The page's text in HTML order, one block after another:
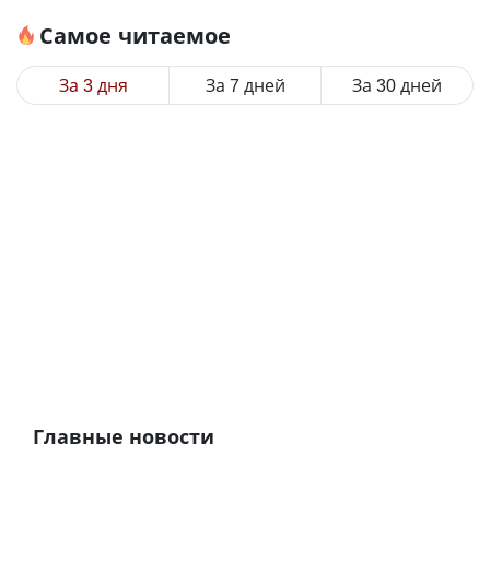
Самое читаемое
За 3 дня За 7 дней За 30 дней
Главные новости